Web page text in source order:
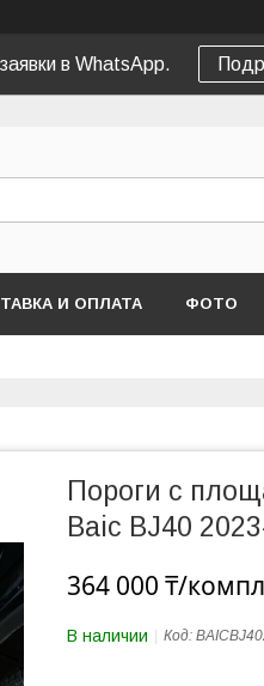
в WhatsApp.
И ОПЛАТА ФОТО
Пороги с
Baic BJ40
364 000 ₸/
В наличии Код: